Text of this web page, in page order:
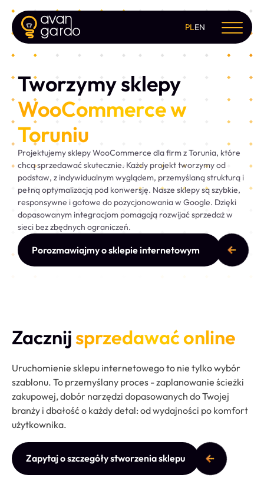
PLEN
Tworzymy sklepy
WooCommerce w
Toruniu
Projektujemy sklepy WooCommerce dla firm z Torunia, które
chcą sprzedawać skutecznie. Każdy projekt tworzymy od
podstaw, z indywidualnym wyglądem, przemyślaną strukturą i
pełną optymalizacją pod konwersję. Nasze sklepy są szybkie,
responsywne i gotowe do pozycjonowania w Google. Dzięki
dopasowanym integracjom pomagają rozwijać sprzedaż w
sieci bez zbędnych ograniczeń.
Porozmawiajmy o sklepie internetowym
Zacznijsprzedawać online
Uruchomienie sklepu internetowego to nie tylko wybór
szablonu. To przemyślany proces - zaplanowanie ścieżki
zakupowej, dobór narzędzi dopasowanych do Twojej
branży i dbałość o każdy detal: od wydajności po komfort
użytkownika.
Zapytaj o szczegóły stworzenia sklepu